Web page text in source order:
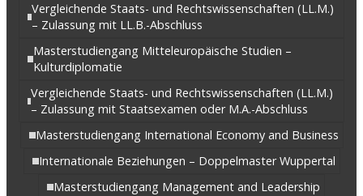
Vergleichende Staats- und Rechtswissenschaften (LL.M.)
– Zulassung mit LL.B.-Abschluss
Masterstudiengang Mitteleuropäische Studien –
Kulturdiplomatie
Vergleichende Staats- und Rechtswissenschaften (LL.M.)
– Zulassung mit Staatsexamen oder M.A.-Abschluss
Masterstudiengang International Economy and Business
Internationale Beziehungen – Doppelmaster Wuppertal
Masterstudiengang Management and Leadership